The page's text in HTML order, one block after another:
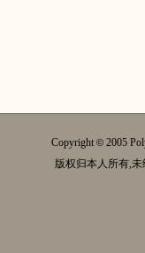
Copyright© 2005
版权归本人所有,